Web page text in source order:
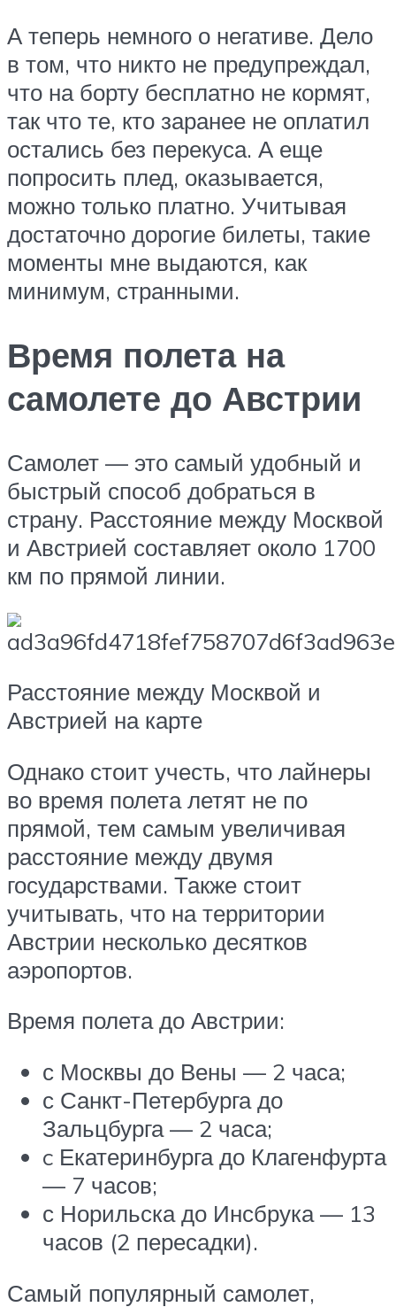
А теперь немного о негативе. Дело
в том, что никто не предупреждал,
что на борту бесплатно не кормят,
так что те, кто заранее не оплатил
остались без перекуса. А еще
попросить плед, оказывается,
можно только платно. Учитывая
достаточно дорогие билеты, такие
моменты мне выдаются, как
минимум, странными.
Время полета на
самолете до Австрии
Самолет — это самый удобный и
быстрый способ добраться в
страну. Расстояние между Москвой
и Австрией составляет около 1700
км по прямой линии.
Расстояние между Москвой и
Австрией на карте
Однако стоит учесть, что лайнеры
во время полета летят не по
прямой, тем самым увеличивая
расстояние между двумя
государствами. Также стоит
учитывать, что на территории
Австрии несколько десятков
аэропортов.
Время полета до Австрии:
с Москвы до Вены — 2 часа;
с Санкт-Петербурга до
Зальцбурга — 2 часа;
c Екатеринбурга до Клагенфурта
— 7 часов;
с Норильска до Инсбрука — 13
часов (2 пересадки).
Самый популярный самолет,